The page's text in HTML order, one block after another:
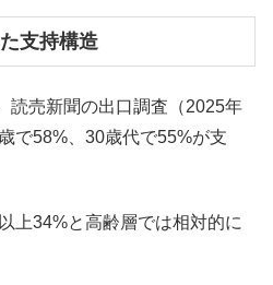
支持構造
読売新聞の出口調査（2025年
で58%、30歳代で55%が支
上34%と高齢層では相対的に